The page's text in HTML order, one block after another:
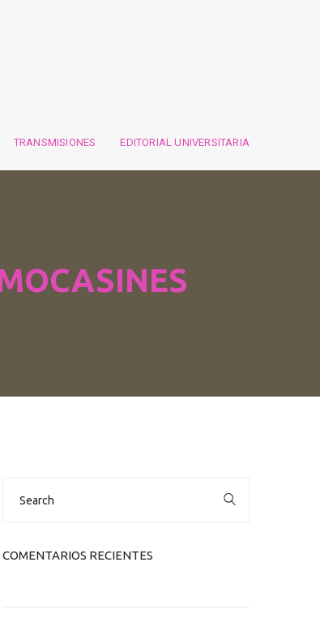
TRANSMISIONES EDITORIAL UNIVERSITARIA
COMENTARIOS RECIENTES